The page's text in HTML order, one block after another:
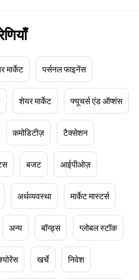
मार्केट पर्सनल फाइनेंस
शेयर मार्केट फ्यूचर्स एंड ऑप्शंस
कमोडिटीज़ टैक्सेशन
बजट आईपीओज़
अर्थव्यवस्था मार्केट मास्टर्स
अन्य बॉन्ड्स ग्लोबल स्टॉक
खर्चे निवेश